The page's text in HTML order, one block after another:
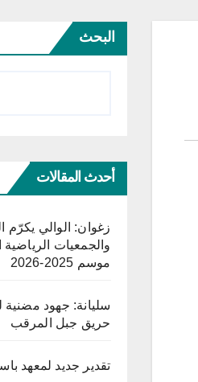
البحث
أحدث المقالات
زغوان: الوالي يكرّم
والجمعيات الرياضية
موسم 2025-2026
سليانة: جهود
حريق جبل المرقب
تقدير جديد لمعهد